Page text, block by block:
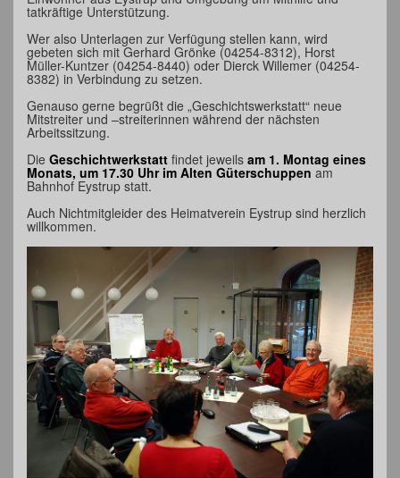
tatkräftige Unterstützung.
Wer also Unterlagen zur Verfügung stellen kann, wird
gebeten sich mit Gerhard Grönke (04254-8312), Horst
Müller-Kuntzer (04254-8440) oder Dierck Willemer (04254-
8382) in Verbindung zu setzen.
Genauso gerne begrüßt die „Geschichtswerkstatt“ neue
Mitstreiter und –streiterinnen während der nächsten
Arbeitssitzung.
Die Geschichtwerkstatt findet jeweils am 1. Montag eines
Monats, um 17.30 Uhr im Alten Güterschuppen am
Bahnhof Eystrup statt.
Auch Nichtmitgleider des Heimatverein Eystrup sind herzlich
willkommen.